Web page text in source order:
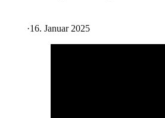
·16. Januar 2025